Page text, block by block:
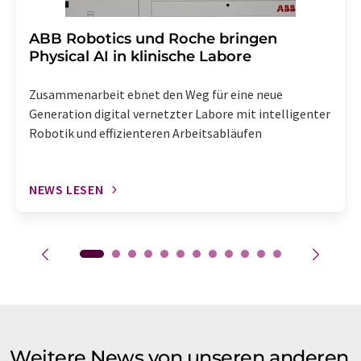
​​​​​​​ABB Robotics und Roche bringen
Physical AI in klinische Labore
Zusammenarbeit ebnet den Weg für eine neue
Generation digital vernetzter Labore mit intelligenter
Robotik und effizienteren Arbeitsabläufen
NEWS LESEN